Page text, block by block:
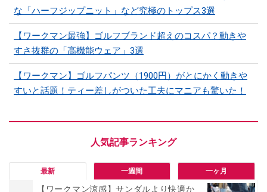
な「ハーフジップニット」など究極のトップス3選
【ワークマン最強】ゴルフブランド超えのコスパ？動きや
すさ抜群の「高機能ウェア」3選
【ワークマン】ゴルフパンツ（1900円）がとにかく動きや
すいと話題！ティー差しがついた工夫にマニアも驚いた！
最新 一週間 一ヶ月
【ワークマン涼感】サンダルより快適か